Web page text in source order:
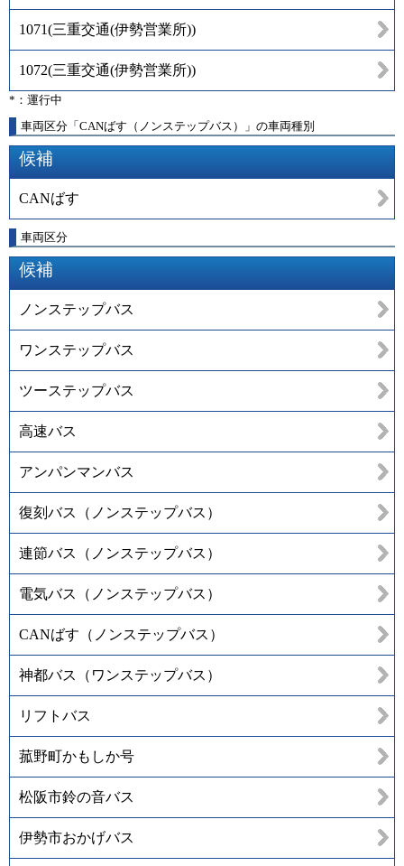
1071(三重交通(伊勢営業所))
1072(三重交通(伊勢営業所))
*：運行中
車両区分「CANばす（ノンステップバス）」の車両種別
候補
CANばす
車両区分
候補
ノンステップバス
ワンステップバス
ツーステップバス
高速バス
アンパンマンバス
復刻バス（ノンステップバス）
連節バス（ノンステップバス）
電気バス（ノンステップバス）
CANばす（ノンステップバス）
神都バス（ワンステップバス）
リフトバス
菰野町かもしか号
松阪市鈴の音バス
伊勢市おかげバス